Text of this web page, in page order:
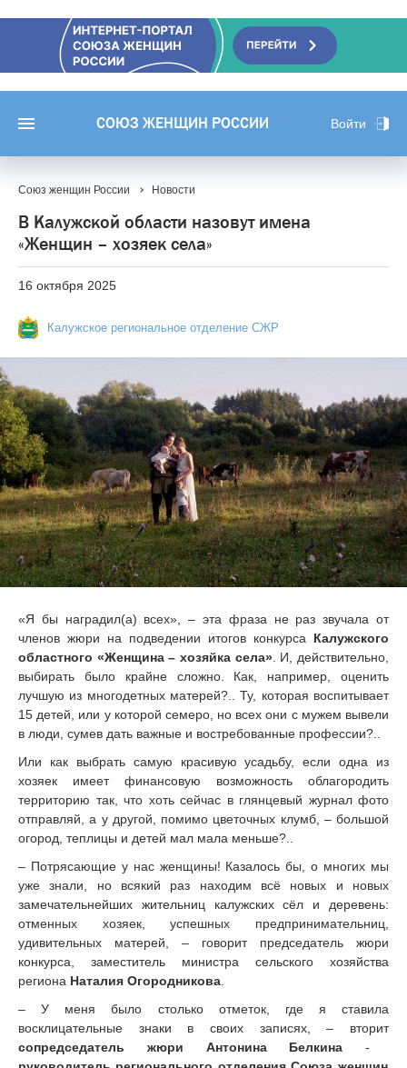
СОЮЗ ЖЕНЩИН РОССИИ Войти
Союз женщин России Новости
В Калужской области назовут имена
«Женщин – хозяек села»
16 октября 2025
Калужское региональное отделение СЖР
«Я бы наградил(а) всех», – эта фраза не раз звучала от
членов жюри на подведении итогов конкурса Калужского
областного «Женщина – хозяйка села». И, действительно,
выбирать было крайне сложно. Как, например, оценить
лучшую из многодетных матерей?.. Ту, которая воспитывает
15 детей, или у которой семеро, но всех они с мужем вывели
в люди, сумев дать важные и востребованные профессии?..
Или как выбрать самую красивую усадьбу, если одна из
хозяек имеет финансовую возможность облагородить
территорию так, что хоть сейчас в глянцевый журнал фото
отправляй, а у другой, помимо цветочных клумб, – большой
огород, теплицы и детей мал мала меньше?..
– Потрясающие у нас женщины! Казалось бы, о многих мы
уже знали, но всякий раз находим всё новых и новых
замечательнейших жительниц калужских сёл и деревень:
отменных хозяек, успешных предпринимательниц,
удивительных матерей, – говорит председатель жюри
конкурса, заместитель министра сельского хозяйства
региона Наталия Огородникова
– У меня было столько отметок, где я ставила
восклицательные знаки в своих записях, – вторит
сопредседатель жюри Антонина Белкина -